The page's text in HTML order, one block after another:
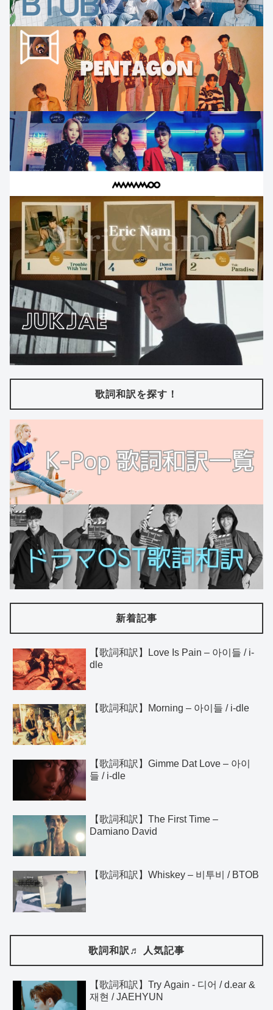
歌詞和訳を探す！
新着記事
【歌詞和訳】Love Is Pain – 아이들 / i-
dle
【歌詞和訳】Morning – 아이들 / i-dle
【歌詞和訳】Gimme Dat Love – 아이
들 / i-dle
【歌詞和訳】The First Time –
Damiano David
【歌詞和訳】Whiskey – 비투비 / BTOB
歌詞和訳♬ 人気記事
【歌詞和訳】Try Again - 디어 / d.ear &
재현 / JAEHYUN